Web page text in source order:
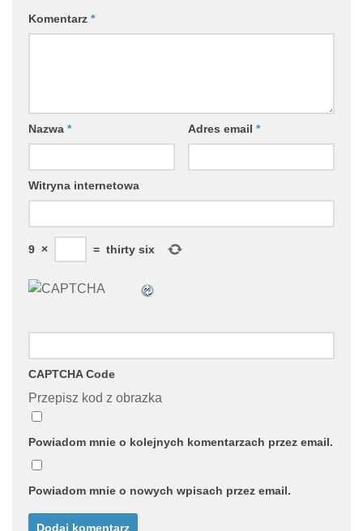
Komentarz *
Nazwa * Adres email *
Witryna internetowa
9 × = thirty six
CAPTCHA Code
Przepisz kod z obrazka
Powiadom mnie o kolejnych komentarzach przez email.
Powiadom mnie o nowych wpisach przez email.